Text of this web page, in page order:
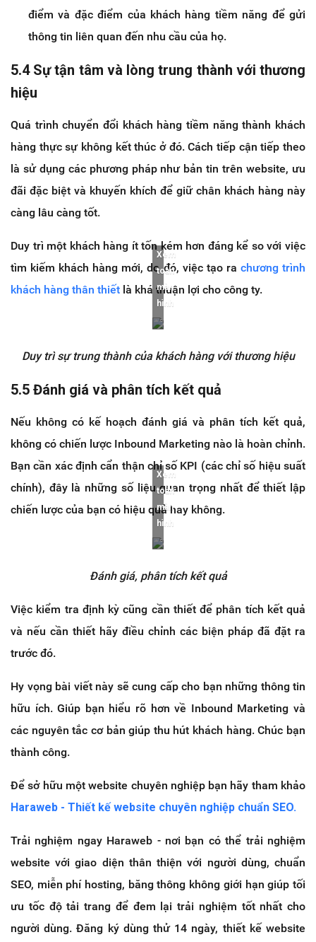
điểm và đặc điểm của khách hàng tiềm năng để gửi
thông tin liên quan đến nhu cầu của họ.
5.4 Sự tận tâm và lòng trung thành với thương
hiệu
Quá trình chuyển đổi khách hàng tiềm năng thành khách
hàng thực sự không kết thúc ở đó. Cách tiếp cận tiếp theo
là sử dụng các phương pháp như bản tin trên website, ưu
đãi đặc biệt và khuyến khích để giữ chân khách hàng này
càng lâu càng tốt.
Duy trì một khách hàng ít tốn kém hơn đáng kể so với việc
tìm kiếm khách hàng mới, do đó, việc tạo ra chương trình
khách hàng thân thiết là khá thuận lợi cho công ty.
Xem
toàn
màn
hình
Duy trì sự trung thành của khách hàng với thương hiệu
5.5 Đánh giá và phân tích kết quả
Nếu không có kế hoạch đánh giá và phân tích kết quả,
không có chiến lược Inbound Marketing nào là hoàn chỉnh.
Bạn cần xác định cẩn thận chỉ số KPI (các chỉ số hiệu suất
chính), đây là những số liệu quan trọng nhất để thiết lập
chiến lược của bạn có hiệu quả hay không.
Xem
toàn
màn
hình
Đánh giá, phân tích kết quả
Việc kiểm tra định kỳ cũng cần thiết để phân tích kết quả
và nếu cần thiết hãy điều chỉnh các biện pháp đã đặt ra
trước đó.
Hy vọng bài viết này sẽ cung cấp cho bạn những thông tin
hữu ích. Giúp bạn hiểu rõ hơn về Inbound Marketing và
các nguyên tắc cơ bản giúp thu hút khách hàng. Chúc bạn
thành công.
Để sở hữu một website chuyên nghiệp bạn hãy tham khảo
Haraweb - Thiết kế website chuyên nghiệp chuẩn SEO.
Trải nghiệm ngay Haraweb - nơi bạn có thể trải nghiệm
website với giao diện thân thiện với người dùng, chuẩn
SEO, miễn phí hosting, băng thông không giới hạn giúp tối
ưu tốc độ tải trang để đem lại trải nghiệm tốt nhất cho
người dùng. Đăng ký dùng thử 14 ngày, thiết kế website